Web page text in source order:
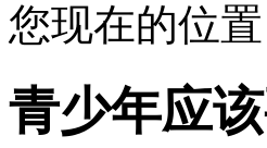
您现在的位置
青少年应